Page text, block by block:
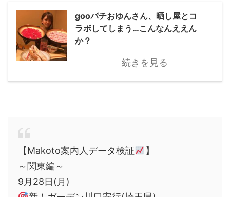
gooパチおゆんさん、晒し屋とコ
ラボしてしまう…こんなんええん
か？
続きを見る
【Makoto案内人データ検証
】
～関東編～
9月28日(月)